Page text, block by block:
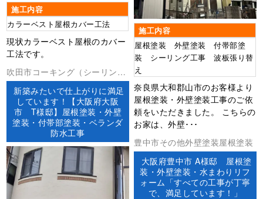
施工内容
カラーベスト屋根カバー工法
現状カラーベスト屋根のカバー
工法です。
施工内容
屋根塗装 外壁塗装 付帯部塗
装 シーリング工事 波板張り替
え
奈良県大和郡山市のお客様より
屋根塗装・外壁塗装工事のご依
頼をいただきました。 こちらの
お家は、外壁･･･
吹田市コーキング（シーリン
グ）ベランダ防水外壁塗装屋根
塗装防水工事
新築みたいで仕上がりに満足
しています！【大阪府大阪
市 T様邸】屋根塗装・外壁
塗装・付帯部塗装・ベランダ
防水工事
豊中市その他外壁塗装屋根塗装
大阪府豊中市 A様邸 屋根塗
装・外壁塗装・水まわりリフ
ォーム「すべての工事が丁寧
で、満足しています！」